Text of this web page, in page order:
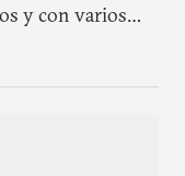
y con varios
vez más